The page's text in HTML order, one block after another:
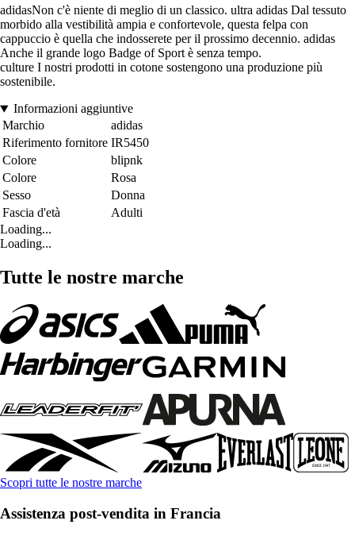
adidasNon c'è niente di meglio di un classico. ultra adidas Dal tessuto
morbido alla vestibilità ampia e confortevole, questa felpa con
cappuccio è quella che indosserete per il prossimo decennio. adidas
Anche il grande logo Badge of Sport è senza tempo.
culture I nostri prodotti in cotone sostengono una produzione più
sostenibile.
Informazioni aggiuntive
Marchio
adidas
Riferimento fornitore IR5450
Colore
blipnk
Colore
Rosa
Sesso
Donna
Fascia d'età
Adulti
Loading...
Loading...
Tutte le nostre marche
Scopri tutte le nostre marche
Assistenza post-vendita in Francia